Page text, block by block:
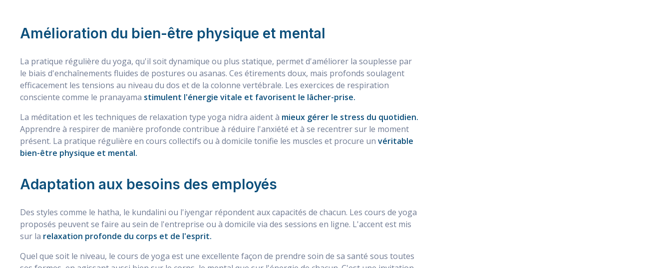
Amélioration du bien-être physique et mental
La pratique régulière du yoga, qu'il soit dynamique ou plus statique, permet d'améliorer la souplesse par
le biais d'enchaînements fluides de postures ou asanas. Ces étirements doux, mais profonds soulagent
efficacement les tensions au niveau du dos et de la colonne vertébrale. Les exercices de respiration
consciente comme le pranayama stimulent l'énergie vitale et favorisent le lâcher-prise.
La méditation et les techniques de relaxation type yoga nidra aident à mieux gérer le stress du quotidien.
Apprendre à respirer de manière profonde contribue à réduire l'anxiété et à se recentrer sur le moment
présent. La pratique régulière en cours collectifs ou à domicile tonifie les muscles et procure un véritable
bien-être physique et mental.
Adaptation aux besoins des employés
Des styles comme le hatha, le kundalini ou l'iyengar répondent aux capacités de chacun. Les cours de yoga
proposés peuvent se faire au sein de l'entreprise ou à domicile via des sessions en ligne. L'accent est mis
sur la relaxation profonde du corps et de l'esprit.
Quel que soit le niveau, le cours de yoga est une excellente façon de prendre soin de sa santé sous toutes